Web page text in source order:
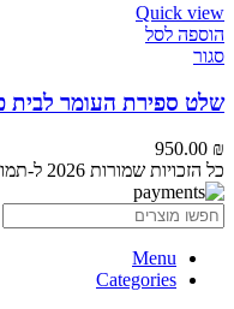
Quick view
הוספה לסל
סגור
שלט ספירת העומר לבית
950.00 ₪
כל הזכויות שמורות 2026 ל-תמונה ושלט ©
Menu
Categories